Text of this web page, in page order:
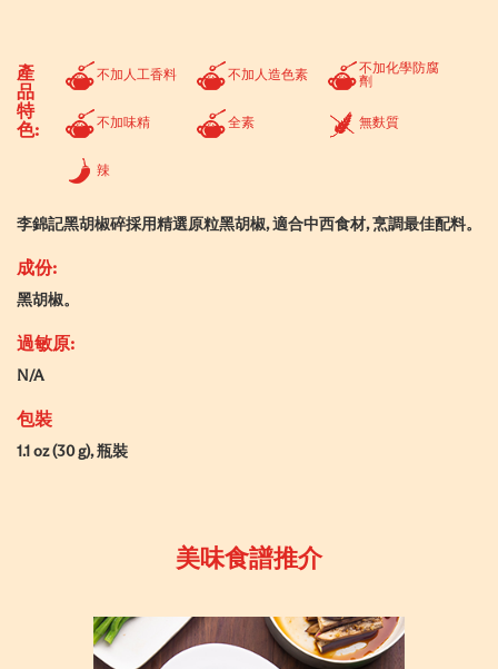
產
品
特
色:
不加人工香料 不加人造色素
不加化學防腐
劑
不加味精 全素 無麩質
辣
李錦記黑胡椒碎採用精選原粒黑胡椒, 適合中西食材, 烹調最佳配料。
成份:
黑胡椒。
過敏原:
N/A
包裝
1.1 oz (30 g), 瓶裝
美味食譜推介